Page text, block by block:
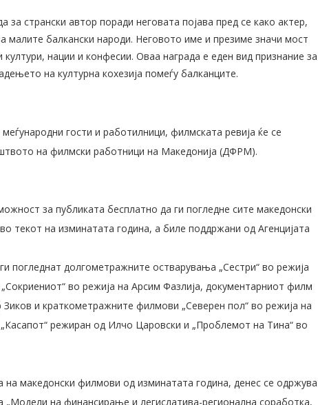
за странски автор поради неговата појава пред се како актер,
малите балкански народи. Неговото име и презиме значи мост
нации и конфесии. Оваа награда е еден вид признание за
на културна кохезија помеѓу балканците.
гости и работилници, филмската ревија ќе се
на филмски работници на Македонија (ДФРМ).
за публиката бесплатно да ги погледне сите македонски
текот на изминатата година, а биле поддржани од Агенцијата
долгометражните остварувања „Сестри“ во режија
во режија на Арсим Фазлија, документарниот филм
и краткометражните филмови „Северен пол“ во режија на
режиран од Илчо Царовски и „Проблемот на Тина“ во
на македонски филмови од изминатата година, денес се одржува
„Модели на финансирање и легислатива-регионална соработка,